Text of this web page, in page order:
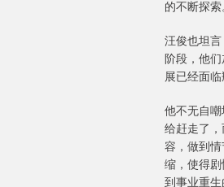
的不断探
汪俊也坦
阶段，他
展已经面
他不无自
给赶走了
容，做到
缩，使得
到事业重